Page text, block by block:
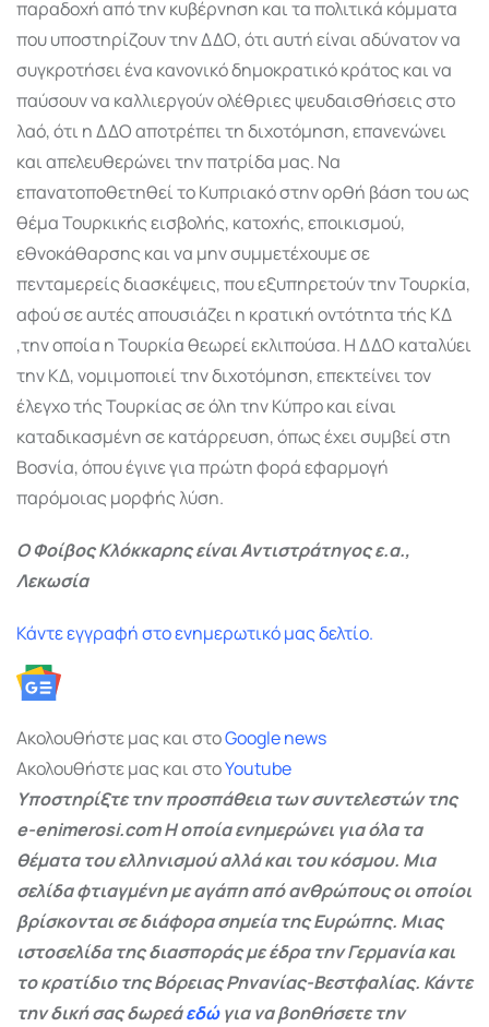
παραδοχή από την κυβέρνηση και τα πολιτικά κόμματα
που υποστηρίζουν την ΔΔΟ, ότι αυτή είναι αδύνατον να
συγκροτήσει ένα κανονικό δημοκρατικό κράτος και να
παύσουν να καλλιεργούν ολέθριες ψευδαισθήσεις στο
λαό, ότι η ΔΔΟ αποτρέπει τη διχοτόμηση, επανενώνει
και απελευθερώνει την πατρίδα μας. Να
επανατοποθετηθεί το Κυπριακό στην ορθή βάση του ως
θέμα Τουρκικής εισβολής, κατοχής, εποικισμού,
εθνοκάθαρσης και να μην συμμετέχουμε σε
πενταμερείς διασκέψεις, που εξυπηρετούν την Τουρκία,
αφού σε αυτές απουσιάζει η κρατική οντότητα τής ΚΔ
,την οποία η Τουρκία θεωρεί εκλιπούσα. Η ΔΔΟ καταλύει
την ΚΔ, νομιμοποιεί την διχοτόμηση, επεκτείνει τον
έλεγχο τής Τουρκίας σε όλη την Κύπρο και είναι
καταδικασμένη σε κατάρρευση, όπως έχει συμβεί στη
Βοσνία, όπου έγινε για πρώτη φορά εφαρμογή
παρόμοιας μορφής λύση.
Ο Φοίβος Κλόκκαρης είναι Αντιστράτηγος ε.α.,
Λεκωσία
Κάντε εγγραφή στο ενημερωτικό μας δελτίο.
Ακολουθήστε μας και στοGooglenews
Ακολουθήστε μας και στοYoutube
Υποστηρίξτε την προσπάθεια των συντελεστών της
e-enimerosi.com Η οποία ενημερώνει για όλα τα
θέματα του ελληνισμού αλλά και του κόσμου. Μια
σελίδα φτιαγμένη με αγάπη από ανθρώπους οι οποίοι
βρίσκονται σε διάφορα σημεία της Ευρώπης. Μιας
ιστοσελίδα της διασποράς με έδρα την Γερμανία και
το κρατίδιο της Βόρειας Ρηνανίας-Βεστφαλίας. Κάντε
την δική σας δωρεάεδώγια να βοηθήσετε την